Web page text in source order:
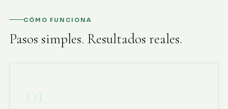
CÓMO FUNCIONA
Pasos simples. Resultados reales.
01